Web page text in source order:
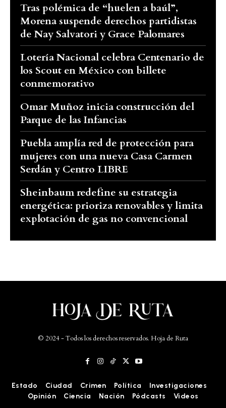
Tras polémica de “huelen a baúl”,
Morena suspende derechos partidistas
de Nay Salvatori y Grace Palomares
Lotería Nacional celebra Centenario de
los Scout en México con billete
conmemorativo
Omar Muñoz inicia construcción del
Parque de las Infancias
Puebla amplía red de protección para
mujeres con una nueva Casa Carmen
Serdán y Centro LIBRE
Sheinbaum redefine su estrategia
energética: prioriza renovables y limita
explotación de gas no convencional
© 2024 - Todos los derechos reservados. Hoja de Ruta
Estado Ciudad Crimen Política
Investigaciones
Opinión
Ciencia Nación Pódcasts Videos